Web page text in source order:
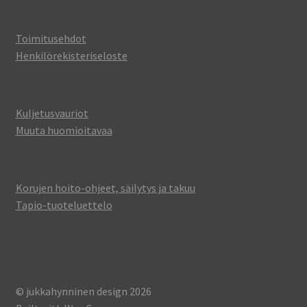
Toimitusehdot
Henkilörekisteriseloste
Kuljetusvauriot
Muuta huomioitavaa
Korujen hoito-ohjeet, säilytys ja takuu
Tapio-tuoteluettelo
© jukkahynninen design 2026